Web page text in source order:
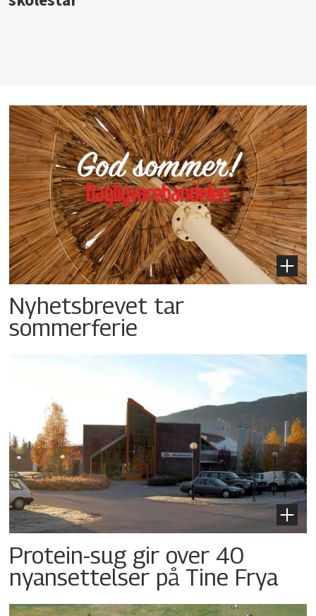
Nyhetsbrevet tar
sommerferie
Protein-sug gir over 40
nyansettelser på Tine Frya